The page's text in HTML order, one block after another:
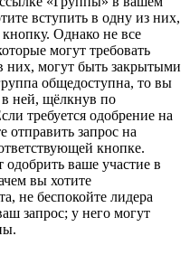
вступить в одну из них,
Однако не все
могут требовать
них, могут быть закрытыми
общедоступна, то вы
в ней, щёлкнув по
требуется одобрение на
отправить запрос на
кнопке.
ваше участие в
вы хотите
не беспокойте лидера
запрос; у него могут